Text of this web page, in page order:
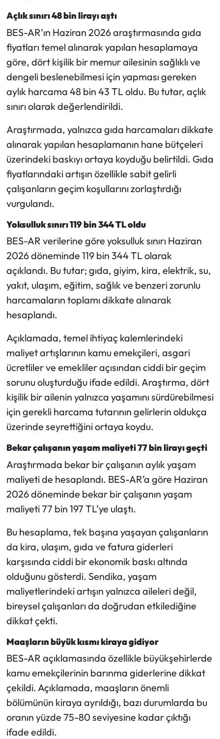
Açlık sınırı 48 bin lirayı aştı
BES-AR’ın Haziran 2026 araştırmasında gıda
fiyatları temel alınarak yapılan hesaplamaya
göre, dört kişilik bir memur ailesinin sağlıklı ve
dengeli beslenebilmesi için yapması gereken
aylık harcama 48 bin 43 TL oldu. Bu tutar, açlık
sınırı olarak değerlendirildi.
Araştırmada, yalnızca gıda harcamaları dikkate
alınarak yapılan hesaplamanın hane bütçeleri
üzerindeki baskıyı ortaya koyduğu belirtildi. Gıda
fiyatlarındaki artışın özellikle sabit gelirli
çalışanların geçim koşullarını zorlaştırdığı
vurgulandı.
Yoksulluk sınırı 119 bin 344 TL oldu
BES-AR verilerine göre yoksulluk sınırı Haziran
2026 döneminde 119 bin 344 TL olarak
açıklandı. Bu tutar; gıda, giyim, kira, elektrik, su,
yakıt, ulaşım, eğitim, sağlık ve benzeri zorunlu
harcamaların toplamı dikkate alınarak
hesaplandı.
Açıklamada, temel ihtiyaç kalemlerindeki
maliyet artışlarının kamu emekçileri, asgari
ücretliler ve emekliler açısından ciddi bir geçim
sorunu oluşturduğu ifade edildi. Araştırma, dört
kişilik bir ailenin yalnızca yaşamını sürdürebilmesi
için gerekli harcama tutarının gelirlerin oldukça
üzerinde seyrettiğini ortaya koydu.
Bekar çalışanın yaşam maliyeti 77 bin lirayı geçti
Araştırmada bekar bir çalışanın aylık yaşam
maliyeti de hesaplandı. BES-AR’a göre Haziran
2026 döneminde bekar bir çalışanın yaşam
maliyeti 77 bin 197 TL’ye ulaştı.
Bu hesaplama, tek başına yaşayan çalışanların
da kira, ulaşım, gıda ve fatura giderleri
karşısında ciddi bir ekonomik baskı altında
olduğunu gösterdi. Sendika, yaşam
maliyetlerindeki artışın yalnızca aileleri değil,
bireysel çalışanları da doğrudan etkilediğine
dikkat çekti.
Maaşların büyük kısmı kiraya gidiyor
BES-AR açıklamasında özellikle büyükşehirlerde
kamu emekçilerinin barınma giderlerine dikkat
çekildi. Açıklamada, maaşların önemli
bölümünün kiraya ayrıldığı, bazı durumlarda bu
oranın yüzde 75-80 seviyesine kadar çıktığı
ifade edildi.
Oğuzlar Haberleri
Ortaköy Haberleri
Osmancık Haberleri
Resmi İlan
Resmi Reklam
Sağlık
Siyaset
Spor
Sungurlu Haberleri
Turizm
Uğurludağ Haberleri
Yayla Haber
Yerel Haberler